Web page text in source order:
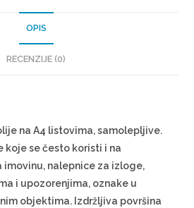
OPIS
RECENZIJE (0)
na A4 listovima, samolepljive.
koje se često koristi i na
nalepnice za izloge,
i upozorenjima, oznake u
objektima. Izdržljiva površina